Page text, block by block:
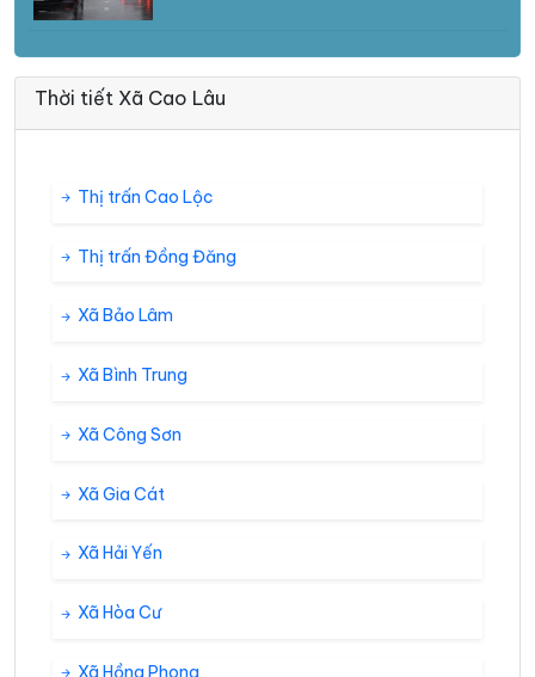
Thời tiết Xã Cao Lâu
Thị trấn Cao Lộc
Thị trấn Đồng Đăng
Xã Bảo Lâm
Xã Bình Trung
Xã Công Sơn
Xã Gia Cát
Xã Hải Yến
Xã Hòa Cư
Xã Hồng Phong